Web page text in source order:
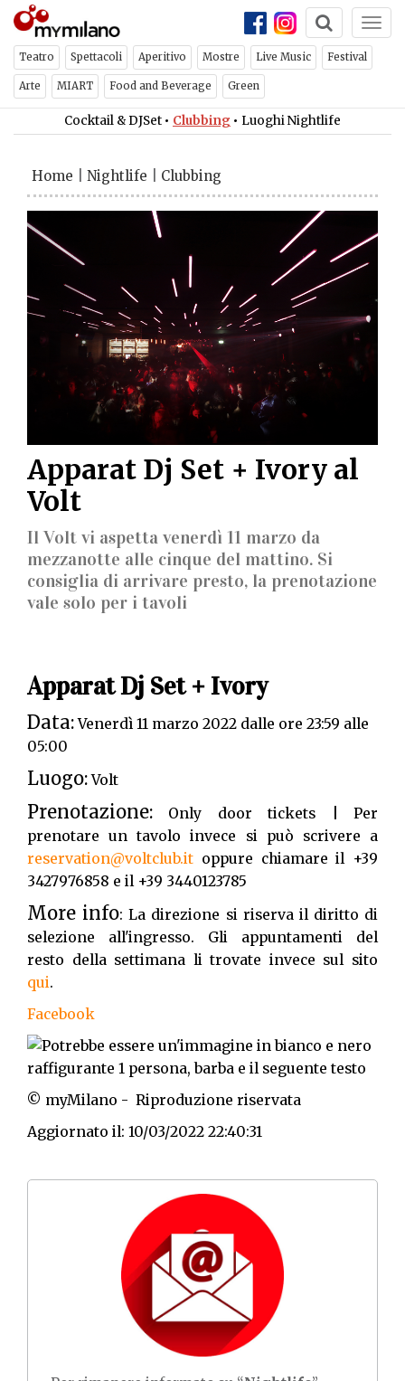
Teatro Spettacoli Aperitivo Mostre Live Music Festival
Arte MIART Food and Beverage Green
Cocktail & DJSet • Clubbing • Luoghi Nightlife
Home Nightlife Clubbing
Apparat Dj Set + Ivory al
Volt
Il Volt vi aspetta venerdì 11 marzo da
mezzanotte alle cinque del mattino. Si
consiglia di arrivare presto, la prenotazione
vale solo per i tavoli
Apparat Dj Set + Ivory
Data:Venerdì 11 marzo 2022 dalle ore 23:59 alle
05:00
Luogo:Volt
Prenotazione: Only door tickets | Per
prenotare un tavolo invece si può scrivere a
reservation@voltclub.it oppure chiamare il +39
3427976858 e il +39 3440123785
More info: La direzione si riserva il diritto di
selezione all'ingresso. Gli appuntamenti del
resto della settimana li trovate invece sul sito
qui.
Facebook
© myMilano - Riproduzione riservata
Aggiornato il: 10/03/2022 22:40:31